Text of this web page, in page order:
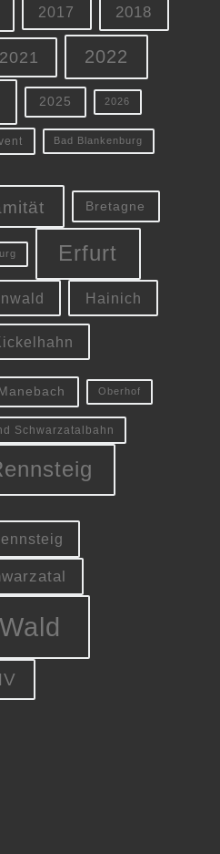
2017 2018
2021 2022
2025 2026
Bad Blankenburg
Bretagne
Erfurt
Hainich
Manebach Oberhof
Schwarzatalbahn